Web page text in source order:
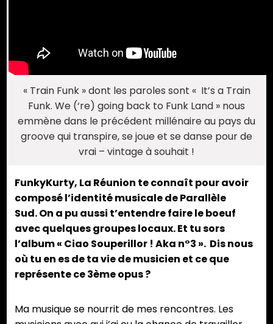
« Train Funk » dont les paroles sont « It’s a Train
Funk. We (‘re) going back to Funk Land » nous
emmène dans le précédent millénaire au pays du
groove qui transpire, se joue et se danse pour de
vrai – vintage à souhait !
FunkyKurty, La Réunion te connaît pour avoir
composé l’identité musicale de Parallèle
Sud. On a pu aussi t’entendre faire le boeuf
avec quelques groupes locaux. Et tu sors
l’album « Ciao Souperillor ! Aka n°3 ». Dis nous
où tu en es de ta vie de musicien et ce que
représente ce 3ème opus ?
Ma musique se nourrit de mes rencontres. Les